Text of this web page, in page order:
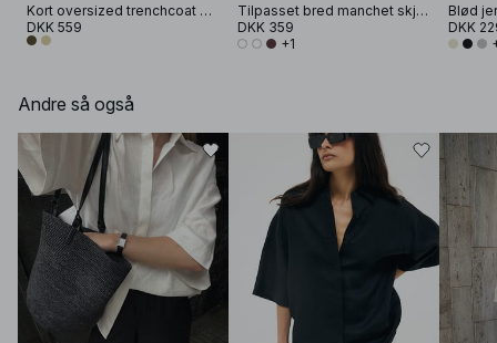
Kort oversized trenchcoat med høj hals
DKK 559
Tilpasset bred manchet skjorte
DKK 359
+1
DKK
Andre så også